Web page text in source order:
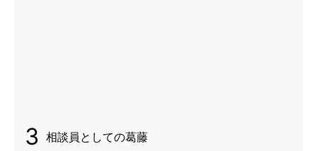
3 相談員としての葛藤